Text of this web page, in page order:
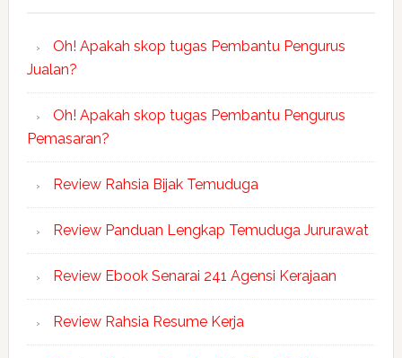
Oh! Apakah skop tugas Pembantu Pengurus
Jualan?
Oh! Apakah skop tugas Pembantu Pengurus
Pemasaran?
Review Rahsia Bijak Temuduga
Review Panduan Lengkap Temuduga Jururawat
Review Ebook Senarai 241 Agensi Kerajaan
Review Rahsia Resume Kerja